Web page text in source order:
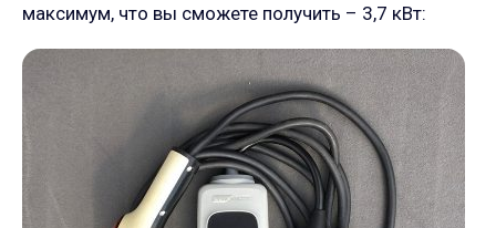
максимум, что вы сможете получить – 3,7 кВт: